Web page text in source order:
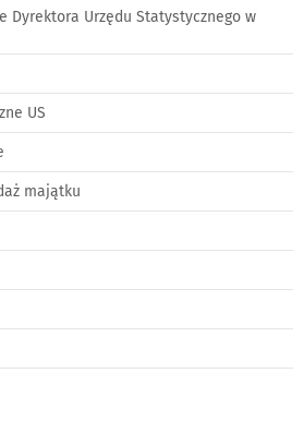
Dyrektora Urzędu Statystycznego w
US
majątku